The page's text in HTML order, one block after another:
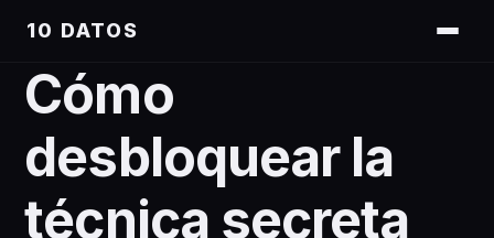
10 DATOS
Cómo
desbloquear la
técnica secreta